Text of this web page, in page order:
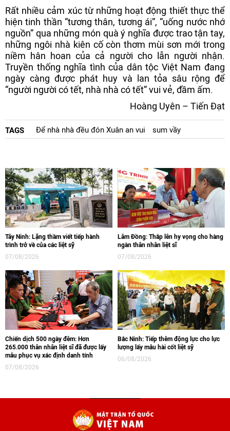
Rất nhiều cảm xúc từ những hoạt động thiết thực thể
hiện tinh thần “tương thân, tương ái”, “uống nước nhớ
nguồn” qua những món quà ý nghĩa được trao tận tay,
những ngôi nhà kiên cố còn thơm mùi sơn mới trong
niềm hân hoan của cả người cho lẫn người nhận.
Truyền thống nghĩa tình của dân tộc Việt Nam đang
ngày càng được phát huy và lan tỏa sâu rộng để
“người người có tết, nhà nhà có tết” vui vẻ, đầm ấm.
Hoàng Uyên – Tiến Đạt
TAGS Để nhà nhà đều đón Xuân an vui sum vầy
Tây Ninh: Lặng thầm viết tiếp hành
trình trở về của các liệt sỹ
07/08/2026
Lâm Đồng: Thắp lên hy vọng cho hàng
ngàn thân nhân liệt sĩ
07/08/2026
Chiến dịch 500 ngày đêm: Hơn
265.000 thân nhân liệt sĩ đã được lấy
mẫu phục vụ xác định danh tính
07/08/2026
Bắc Ninh: Tiếp thêm động lực cho lực
lượng lấy mẫu hài cốt liệt sỹ
06/08/2026